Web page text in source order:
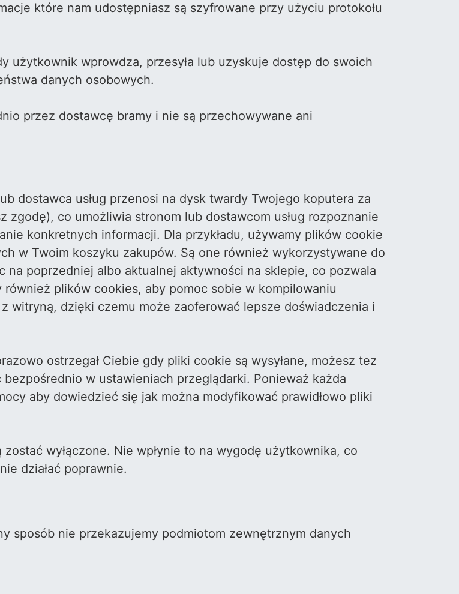
które nam udostępniasz są szyfrowane przy użyciu protokołu
użytkownik wprowdza, przesyła lub uzyskuje dostęp do swoich
danych osobowych.
przez dostawcę bramy i nie są przechowywane ani
dostawca usług przenosi na dysk twardy Twojego koputera za
co umożliwia stronom lub dostawcom usług rozpoznanie
konkretnych informacji. Dla przykładu, używamy plików cookie
w Twoim koszyku zakupów. Są one również wykorzystywane do
na poprzedniej albo aktualnej aktywności na sklepie, co pozwala
plików cookies, aby pomoc sobie w kompilowaniu
witryną, dzięki czemu może zaoferować lepsze doświadczenia i
ostrzegał Ciebie gdy pliki cookie są wysyłane, możesz tez
w ustawieniach przeglądarki. Ponieważ każda
aby dowiedzieć się jak można modyfikować prawidłowo pliki
wyłączone. Nie wpłynie to na wygodę użytkownika, co
działać poprawnie.
sposób nie przekazujemy podmiotom zewnętrznym danych